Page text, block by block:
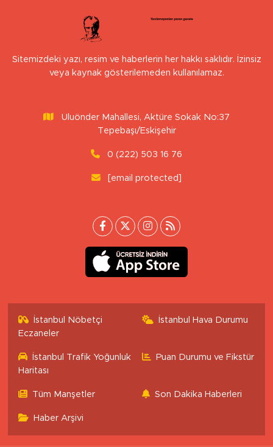
Sitemizdeki yazı, resim ve haberlerin her hakkı saklıdır. İzinsiz
veya kaynak gösterilemeden kullanılamaz.
Uluönder Mahallesi, Aktüre Sokak No:37
Tepebaşı/Eskişehir
0 (222) 503 16 76
[email protected]
İstanbul Nöbetçi
Eczaneler
İstanbul Hava Durumu
İstanbul Trafik Yoğunluk
Haritası
Puan Durumu ve Fikstür
Tüm Manşetler Son Dakika Haberleri
Haber Arşivi